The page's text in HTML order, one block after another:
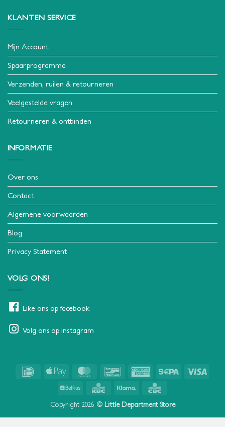
KLANTEN SERVICE
Mijn Account
Spaarprogramma
Verzenden, ruilen & retourneren
Veelgestelde vragen
Retourneren & ontbinden
INFORMATIE
Over ons
Contact
Algemene voorwaarden
Blog
Privacy Statement
VOLG ONS!
Like ons op facebook
Volg ons op instagram
IDeal
Apple
MasterCardBancontact American
Express
Sepa
Belfius KBC Klarna
Copyright 2026 © Little Department Store